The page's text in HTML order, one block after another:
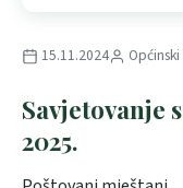
15.11.2024
Savjetovanje
2025.